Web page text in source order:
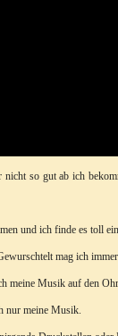
so gut ab ich
und ich finde es toll
mag ich
meine Musik auf den
nur meine Musik.